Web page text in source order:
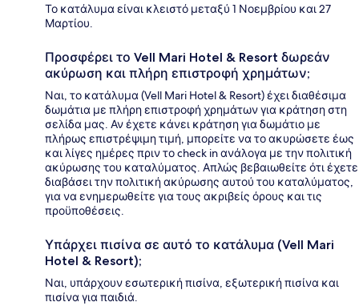
Το κατάλυμα είναι κλειστό μεταξύ 1 Νοεμβρίου και 27
Μαρτίου.
Προσφέρει το Vell Mari Hotel & Resort δωρεάν
ακύρωση και πλήρη επιστροφή χρημάτων;
Ναι, το κατάλυμα (Vell Mari Hotel & Resort) έχει διαθέσιμα
δωμάτια με πλήρη επιστροφή χρημάτων για κράτηση στη
σελίδα μας. Αν έχετε κάνει κράτηση για δωμάτιο με
πλήρως επιστρέψιμη τιμή, μπορείτε να το ακυρώσετε έως
και λίγες ημέρες πριν το check in ανάλογα με την πολιτική
ακύρωσης του καταλύματος. Απλώς βεβαιωθείτε ότι έχετε
διαβάσει την πολιτική ακύρωσης αυτού του καταλύματος,
για να ενημερωθείτε για τους ακριβείς όρους και τις
προϋποθέσεις.
Υπάρχει πισίνα σε αυτό το κατάλυμα (Vell Mari
Hotel & Resort);
Ναι, υπάρχουν εσωτερική πισίνα, εξωτερική πισίνα και
πισίνα για παιδιά.